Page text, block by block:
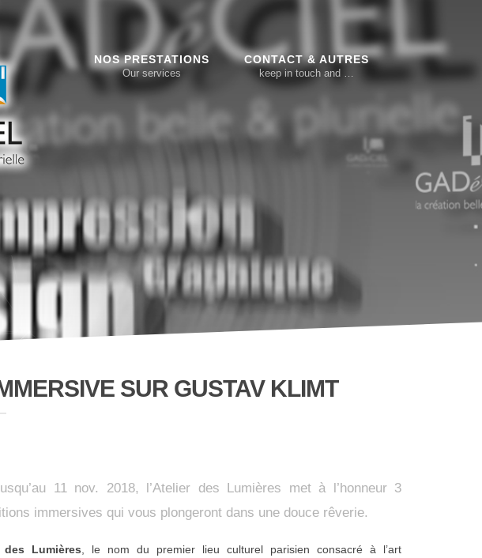
NOS PRESTATIONS CONTACT & AUTRES
SUR GUSTAV KLIMT
11 nov. 2018, l’Atelier des Lumières met à l’honneur 3
immersives qui vous plongeront dans une douce rêverie.
des Lumières , le nom du premier lieu culturel parisien consacré à l’art